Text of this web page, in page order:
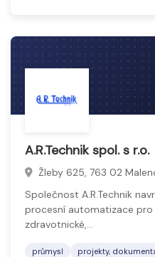
A.R.Technik spol. s r.o.
Žleby 625, 763 02
Společnost A.R.Technik
procesní automatizace pro
zdravotnické,…
průmysl
projekty,